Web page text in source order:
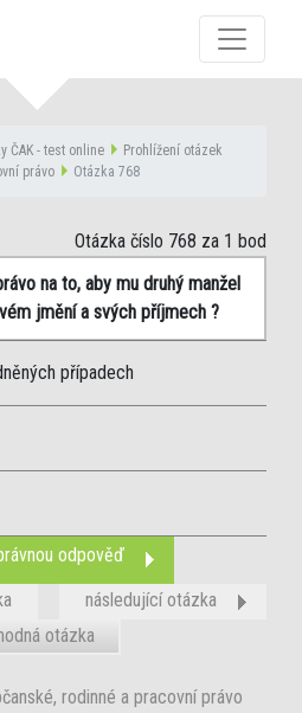
ČAK - test online
Prohlížení otázek
právo
Otázka 768
Otázka číslo 768 za 1 bod
na to, aby mu druhý manžel
jmění a svých příjmech ?
případech
odpověď
následující otázka
otázka
rodinné a pracovní právo